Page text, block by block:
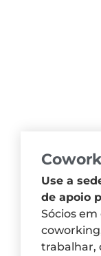
Use a
de apoio
Sócios
trabalhar,